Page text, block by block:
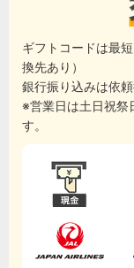
ギフトコードは最
換先あり）
銀行振り込みは依
※営業日は土日祝祭
す。